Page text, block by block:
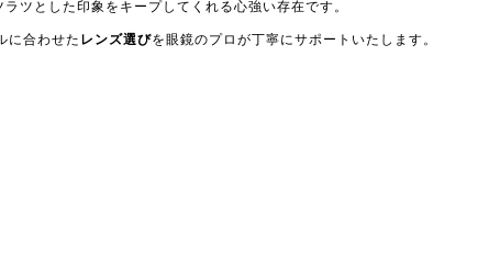
ツとした印象をキープしてくれる心強い存在です。
に合わせた レンズ選びを眼鏡のプロが丁寧にサポートいたします。